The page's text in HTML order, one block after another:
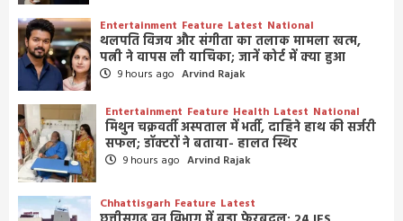
Entertainment Feature Latest National
थलपति विजय और संगीता का तलाक मामला खत्म,
पत्नी ने वापस ली याचिका; जानें कोर्ट में क्या हुआ
9 hours ago Arvind Rajak
Entertainment Feature Health Latest National
मिथुन चक्रवर्ती अस्पताल में भर्ती, दाहिने हाथ की सर्जरी
सफल; डॉक्टरों ने बताया- हालत स्थिर
9 hours ago Arvind Rajak
Chhattisgarh Feature Latest